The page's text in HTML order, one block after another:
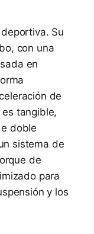
Su
con una
en
de
tangible,
doble
sistema de
de
para
y los